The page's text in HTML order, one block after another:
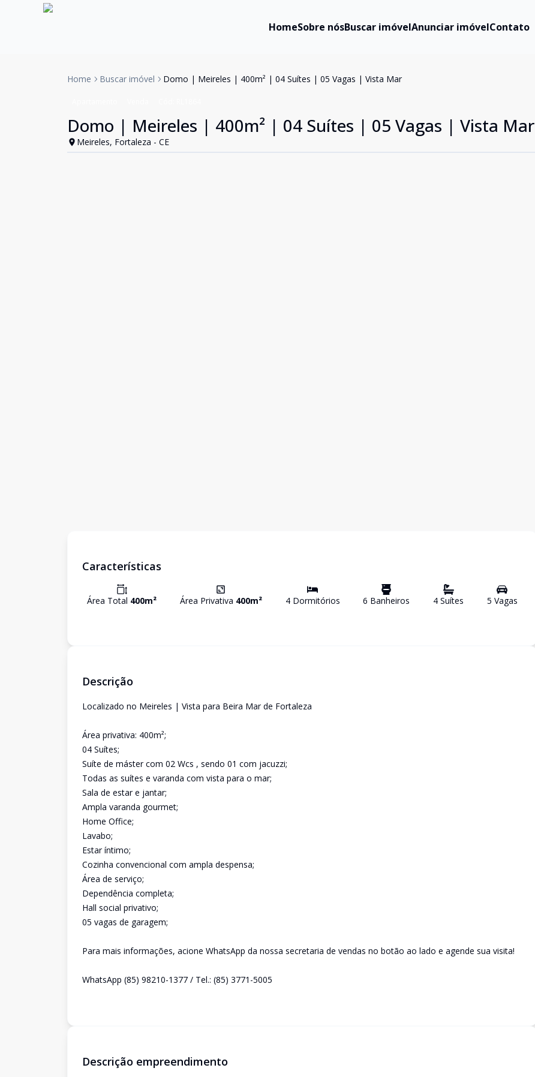
HomeSobre nósBuscar imóvelAnunciar imóvelContato
Home Buscar imóvel Domo | Meireles | 400m² | 04 Suítes | 05 Vagas | Vista Mar
Domo | Meireles | 400m² | 04 Suítes | 05 Vagas | Vista Mar
Meireles, Fortaleza - CE
Características
Área Total 400m² Área Privativa 400m² 4Dormitórios 6 Banheiros 4 Suítes 5 Vagas
Descrição
Localizado no Meireles | Vista para Beira Mar de Fortaleza
Área privativa: 400m²;
04 Suítes;
Suíte de máster com 02 Wcs , sendo 01 com jacuzzi;
Todas as suítes e varanda com vista para o mar;
Sala de estar e jantar;
Ampla varanda gourmet;
Home Office;
Lavabo;
Estar íntimo;
Cozinha convencional com ampla despensa;
Área de serviço;
Dependência completa;
Hall social privativo;
05 vagas de garagem;
Para mais informações, acione WhatsApp da nossa secretaria de vendas no botão ao lado e agende sua visita!
WhatsApp (85) 98210-1377 / Tel.: (85) 3771-5005
Descrição empreendimento